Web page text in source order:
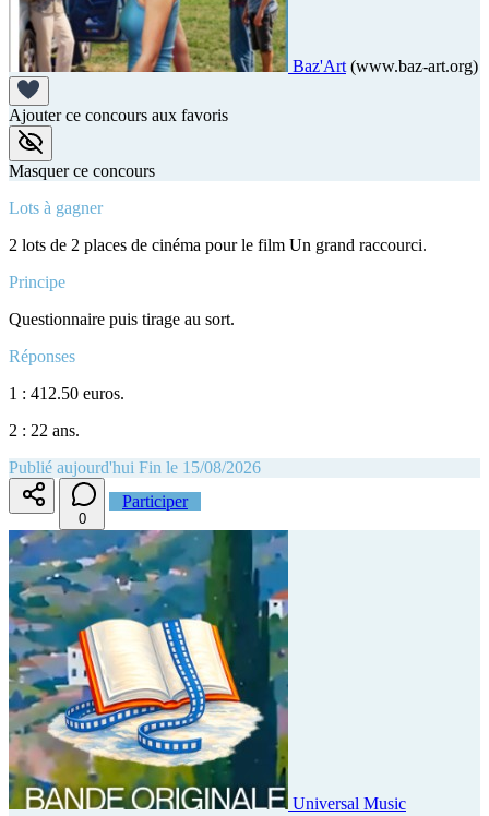
Baz'Art (www.baz-art.org)
Ajouter ce concours aux favoris
Masquer ce concours
Lots à gagner
2 lots de 2 places de cinéma pour le film Un grand raccourci.
Principe
Questionnaire puis tirage au sort.
Réponses
1 : 412.50 euros.
2 : 22 ans.
Publié aujourd'hui Fin le 15/08/2026
0
Participer
Universal Music